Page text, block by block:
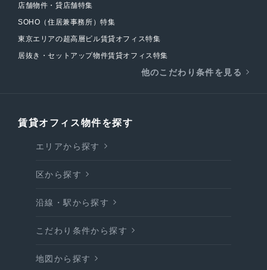
店舗物件・貸店舗特集
SOHO（住居兼事務所）特集
東京エリアの超高層ビル賃貸オフィス特集
居抜き・セットアップ物件賃貸オフィス特集
他のこだわり条件を見る
賃貸オフィス物件を探す
エリアから探す
区から探す
沿線・駅から探す
こだわり条件から探す
地図から探す